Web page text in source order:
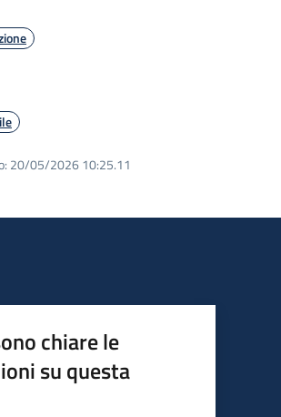
20/05/2026 10:25.11
chiare le
su questa